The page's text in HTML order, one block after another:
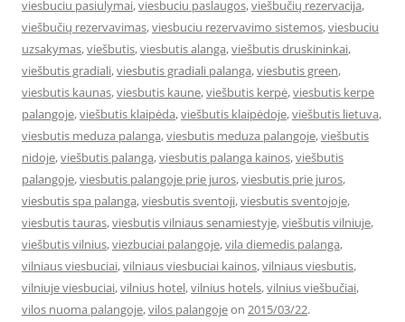
viesbuciu pasiulymai,viesbuciu paslaugos,viešbučių rezervacija,
viešbučių rezervavimas,viesbuciu rezervavimo sistemos,viesbuciu
uzsakymas,viešbutis,viesbutis alanga,viešbutis druskininkai,
viešbutis gradiali,viesbutis gradiali palanga,viesbutis green,
viesbutis kaunas,viesbutis kaune,viešbutis kerpė,viesbutis kerpe
palangoje,viešbutis klaipėda,viešbutis klaipėdoje,viešbutis lietuva,
viesbutis meduza palanga,viesbutis meduza palangoje,viešbutis
nidoje,viešbutis palanga,viesbutis palanga kainos,viešbutis
palangoje,viesbutis palangoje prie juros,viesbutis prie juros,
viesbutis spa palanga,viesbutis sventoji,viesbutis sventojoje,
viesbutis tauras,viesbutis vilniaus senamiestyje,viešbutis vilniuje,
viešbutis vilnius,viezbuciai palangoje,vila diemedis palanga,
vilniaus viesbuciai,vilniaus viesbuciai kainos,vilniaus viesbutis,
vilniuje viesbuciai,vilnius hotel,vilnius hotels,vilnius viešbučiai,
vilos nuoma palangoje,vilos palangojeon 2015/03/22.